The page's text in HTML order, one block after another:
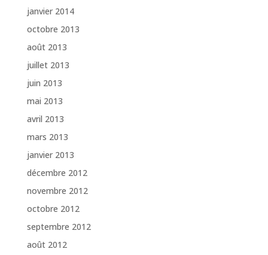
janvier 2014
octobre 2013
août 2013
juillet 2013
juin 2013
mai 2013
avril 2013
mars 2013
janvier 2013
décembre 2012
novembre 2012
octobre 2012
septembre 2012
août 2012